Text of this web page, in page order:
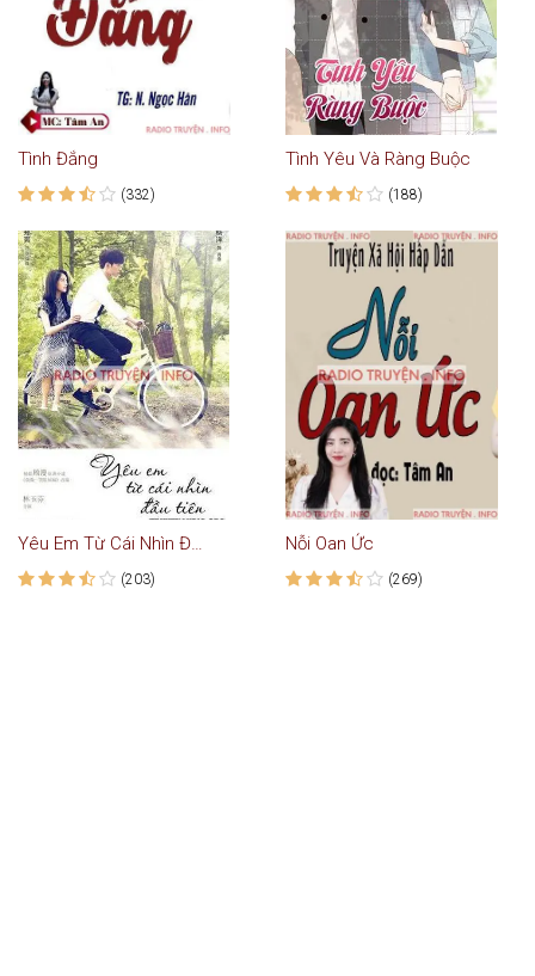
Tình Đắng
(332)
Tình Yêu Và Ràng Buộc
(188)
Yêu Em Từ Cái Nhìn Đầu Tiên - Truyện Ngôn Tình
(203)
Nỗi Oan Ức
(269)